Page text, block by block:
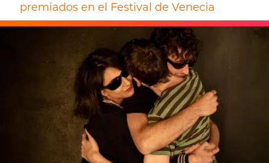
premiados en el Festival de Venecia